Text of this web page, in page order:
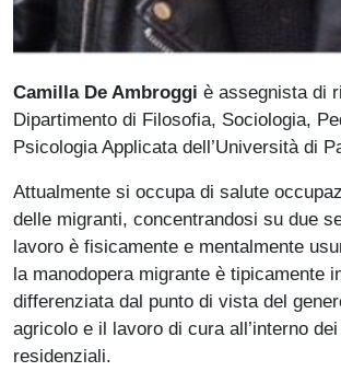
Camilla De Ambroggi è assegnista di
Dipartimento di Filosofia, Sociologia,
Psicologia Applicata dell’Università di
Attualmente si occupa di salute
delle migranti, concentrandosi su due
lavoro è fisicamente e mentalmente
la manodopera migrante è tipicamente
differenziata dal punto di vista del
agricolo e il lavoro di cura all’interno
residenziali.